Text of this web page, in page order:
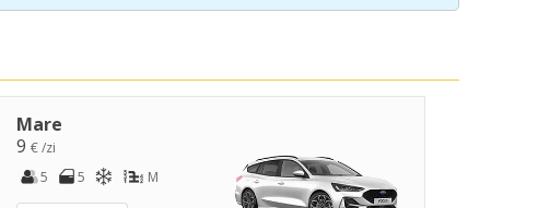
Mare
9 € /zi
5
5 M